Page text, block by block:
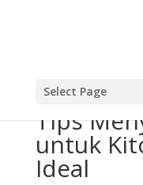
Select Page
Tips
untuk
Ideal